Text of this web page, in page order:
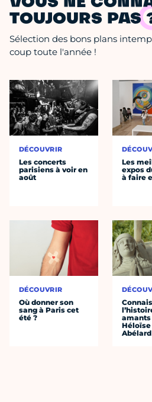
VOUS NE
TOUJOURS PAS
Sélection des bons plans
coup toute l'année !
DÉCOUVRIR
Les concerts
parisiens à voir en
août
DÉCOUVRIR
Où donner son
sang à Paris cet
été ?
Les
expos
à faire
Abélard